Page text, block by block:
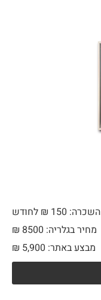
השכרה: 150 ₪ לחודש
מחיר בגלריה: 8500 ₪
מבצע באתר:
₪ 5,900